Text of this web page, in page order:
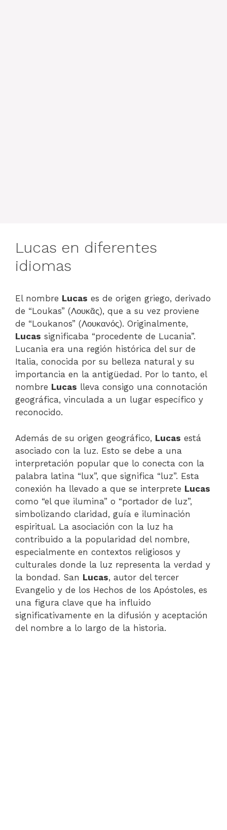
Lucas en diferentes
idiomas
El nombre Lucas es de origen griego, derivado
de “Loukas” (Λουκᾶς), que a su vez proviene
de “Loukanos” (Λουκανός). Originalmente,
Lucas significaba “procedente de Lucania”.
Lucania era una región histórica del sur de
Italia, conocida por su belleza natural y su
importancia en la antigüedad. Por lo tanto, el
nombre Lucas lleva consigo una connotación
geográfica, vinculada a un lugar específico y
reconocido.
Además de su origen geográfico, Lucas está
asociado con la luz. Esto se debe a una
interpretación popular que lo conecta con la
palabra latina “lux”, que significa “luz”. Esta
conexión ha llevado a que se interprete Lucas
como “el que ilumina” o “portador de luz”,
simbolizando claridad, guía e iluminación
espiritual. La asociación con la luz ha
contribuido a la popularidad del nombre,
especialmente en contextos religiosos y
culturales donde la luz representa la verdad y
la bondad. San Lucas, autor del tercer
Evangelio y de los Hechos de los Apóstoles, es
una figura clave que ha influido
significativamente en la difusión y aceptación
del nombre a lo largo de la historia.